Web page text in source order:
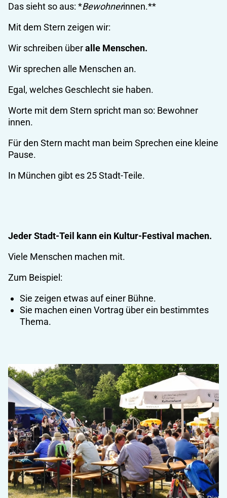
Das sieht so aus: *Bewohnerinnen.**
Mit dem Stern zeigen wir:
Wir schreiben überalle Menschen.
Wir sprechen alle Menschen an.
Egal, welches Geschlecht sie haben.
Worte mit dem Stern spricht man so: Bewohner
innen.
Für den Stern macht man beim Sprechen eine kleine
Pause.
In München gibt es 25 Stadt-Teile.
Jeder Stadt-Teil kann ein Kultur-Festival machen.
Viele Menschen machen mit.
Zum Beispiel:
Sie zeigen etwas auf einer Bühne.
Sie machen einen Vortrag über ein bestimmtes
Thema.